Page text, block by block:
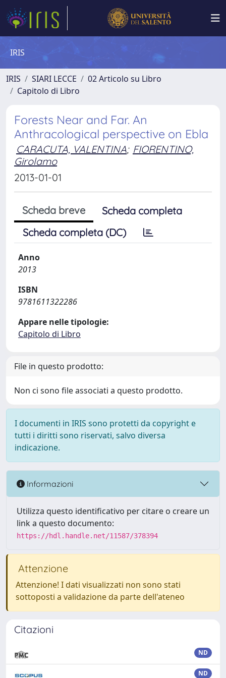
IRIS
IRIS SIARI LECCE
02 Articolo su Libro
Capitolo di Libro
Forests Near and Far. An
Anthracological perspective on Ebla
CARACUTA, VALENTINA; FIORENTINO,
Girolamo
2013-01-01
Scheda breve
Scheda completa
Scheda completa (DC)
Anno
2013
ISBN
9781611322286
Appare nelle tipologie:
Capitolo di Libro
File in questo prodotto:
Non ci sono file associati a questo prodotto.
I documenti in IRIS sono protetti da copyright e
tutti i diritti sono riservati, salvo diversa
indicazione.
Informazioni
Utilizza questo identificativo per citare o creare un
link a questo documento:
https://hdl.handle.net/11587/378394
Attenzione
Attenzione! I dati visualizzati non sono stati
sottoposti a validazione da parte dell'ateneo
Citazioni
ND
ND